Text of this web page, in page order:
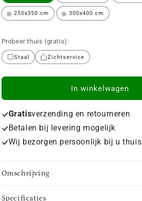
250x350 cm 300x400 cm
Probeer thuis (gratis):
Staal Zichtservice
In winkelwagen
Gratisverzending en retourneren
Betalen bij levering mogelijk
Wij bezorgen persoonlijk bij u thuis
Omschrijving
Specificaties